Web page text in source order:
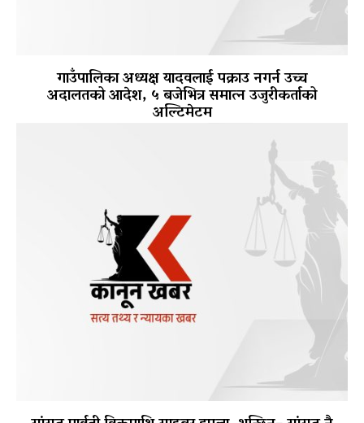
गाउँपालिका अध्यक्ष यादवलाई पक्राउ नगर्न उच्च
अदालतको आदेश, ५ बजेभित्र समात्न उजुरीकर्ताको
अल्टिमेटम